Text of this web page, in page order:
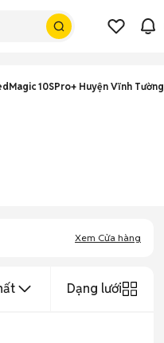
10SPro+ Huyện Vĩnh Tường
Xem Cửa hàng
Dạng lưới